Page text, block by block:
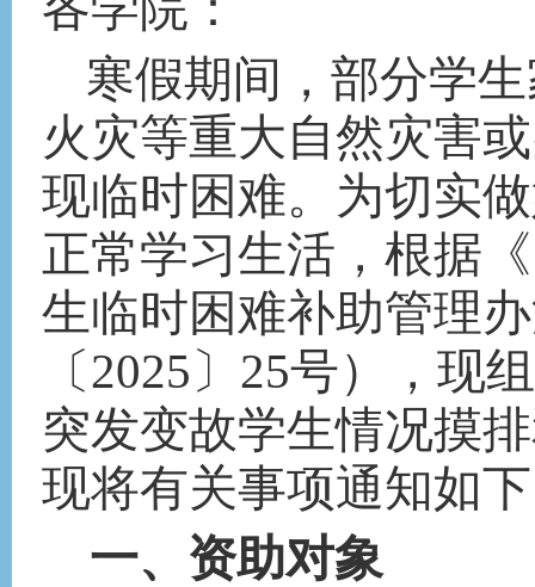
寒假期间，部分学
火灾等重大自然灾害
现临时困难。 为切实
正常学习生活， 根据
生临时困难补助管理
〔2025〕25号）
，现
突发变故学生情况摸
现将有关事项通知如
一、资助对象